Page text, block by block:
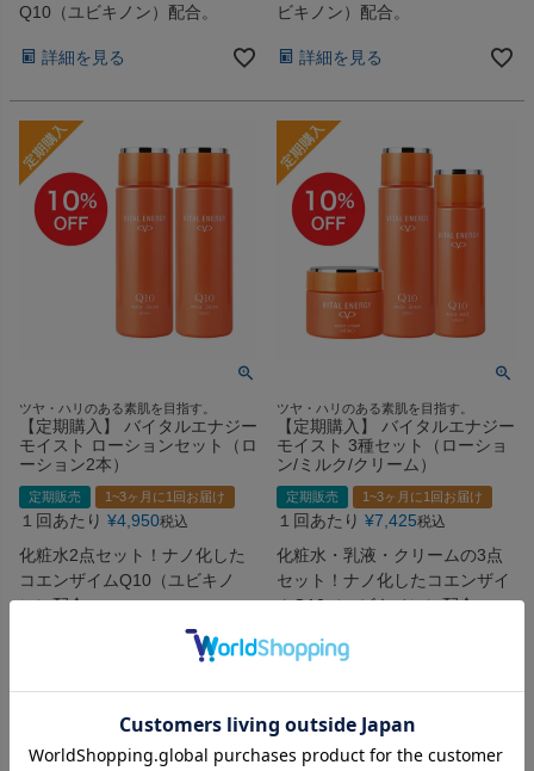
Q10（ユビキノン）配合。
詳細を見る
ビキノン）配合。
詳細を見る
ツヤ・ハリのある素肌を目指す。
【定期購入】 バイタルエナジー
モイスト ローションセット（ロ
ーション2本）
定期販売 1~3ヶ月に1回お届け
１回あたり ¥4,950税込
化粧水2点セット！ナノ化した
コエンザイムQ10（ユビキノ
ン）配合。
ツヤ・ハリのある素肌を目指す。
【定期購入】 バイタルエナジー
モイスト 3種セット（ローショ
ン/ミルク/クリーム）
定期販売 1~3ヶ月に1回お届け
１回あたり ¥7,425税込
化粧水・乳液・クリームの3点
セット！ナノ化したコエンザイ
ムQ10（ユビキノン）配合。
詳細を見る